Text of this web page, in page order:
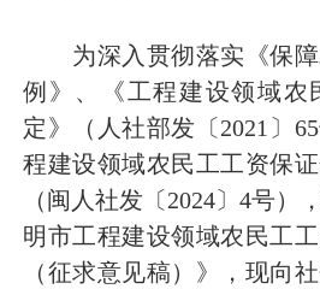
为深入贯彻落实《保障
例》、《工程建设领域农
定》（人社部发〔2021〕
程建设领域农民工工资保证
（闽人社发〔2024〕4号）
明市工程建设领域农民工
（征求意见稿）》，现向